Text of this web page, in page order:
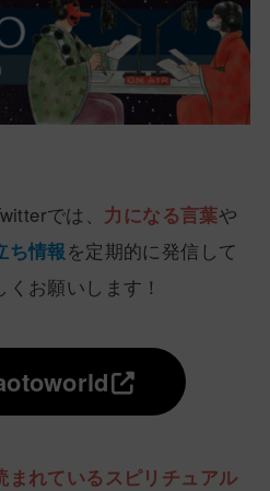
では、 力になる言葉や
ち情報を定期的に発信して
お願いします！
まれているスピリチュアル